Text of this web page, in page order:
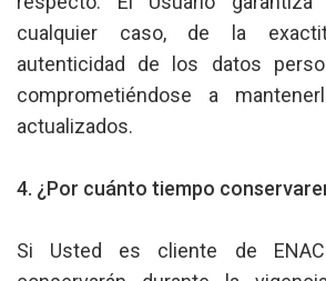
cualquier caso, de la
autenticidad de los datos
comprometiéndose a
actualizados.
4. ¿Por cuánto tiempo
Si Usted es cliente de